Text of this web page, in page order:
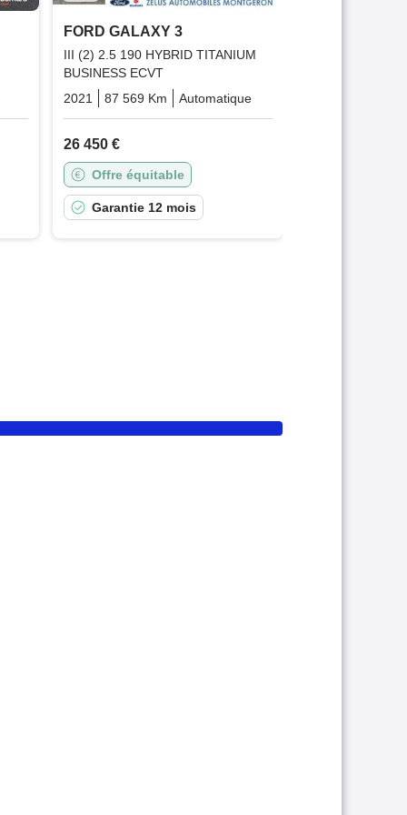
FORD GALAXY 3
III (2) 2.5 190 HYBRID TITANIUM
BUSINESS ECVT
2021
87 569 Km Automatique
26 450 €
Offre équitable
Garantie 12 mois